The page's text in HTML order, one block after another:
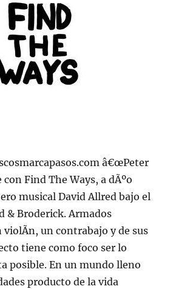
â€œPeter
Find The Ways, a dÃºo
musical David Allred bajo el
& Broderick. Armados
violÃ­n, un contrabajo y de sus
tiene como foco ser lo
posible. En un mundo lleno
producto de la vida